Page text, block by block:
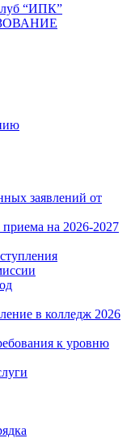
“ИПК”
заявлений от
на 2026-2027
в колледж 2026
к уровню